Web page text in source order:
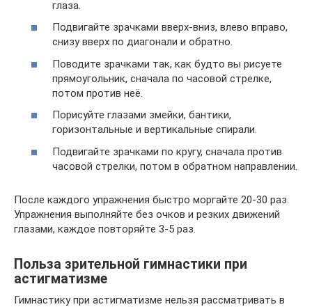
глаза.
Подвигайте зрачками вверх-вниз, влево вправо,
снизу вверх по диагонали и обратно.
Поводите зрачками так, как будто вы рисуете
прямоугольник, сначала по часовой стрелке,
потом против неё.
Порисуйте глазами змейки, бантики,
горизонтальные и вертикальные спирали.
Подвигайте зрачками по кругу, сначала против
часовой стрелки, потом в обратном направлении.
После каждого упражнения быстро моргайте 20-30 раз.
Упражнения выполняйте без очков и резких движений
глазами, каждое повторяйте 3-5 раз.
Польза зрительной гимнастики при
астигматизме
Гимнастику при астигматизме нельзя рассматривать в